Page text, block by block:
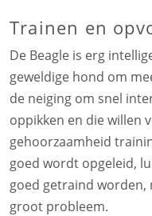
Trainen en
De Beagle is erg
geweldige hond om
de neiging om snel
oppikken en die willen
gehoorzaamheid
goed wordt opgeleid,
goed getraind worden,
groot probleem.